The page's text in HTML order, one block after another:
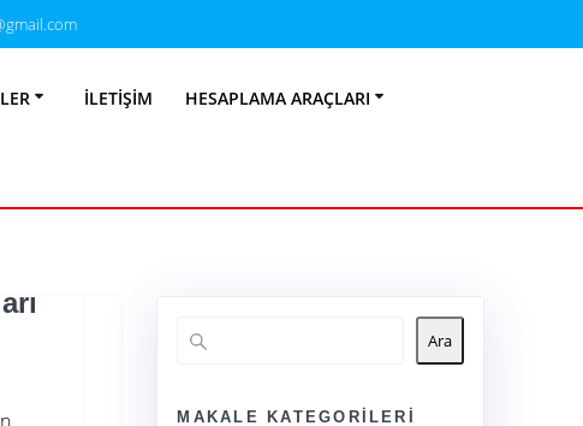
İLETIŞIM HESAPLAMA ARAÇLARI
Hukuku
Ara
MAKALE KATEGORILERI